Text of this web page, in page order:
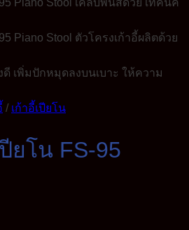
/ เก้าอี้เปียโน
ยโน FS-95